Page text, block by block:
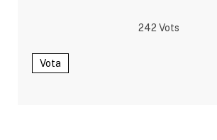
242 Vots
Vota